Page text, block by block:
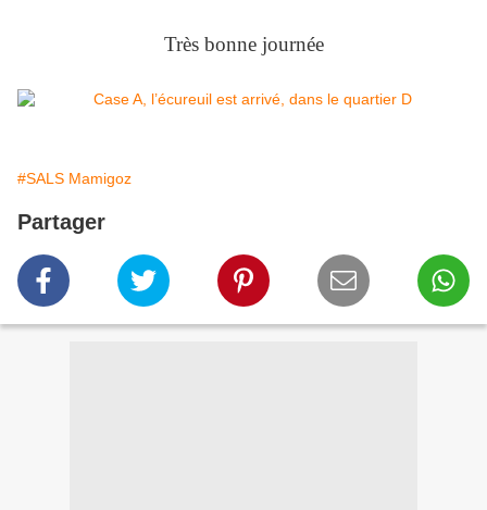
Très bonne journée
#SALS Mamigoz
Partager